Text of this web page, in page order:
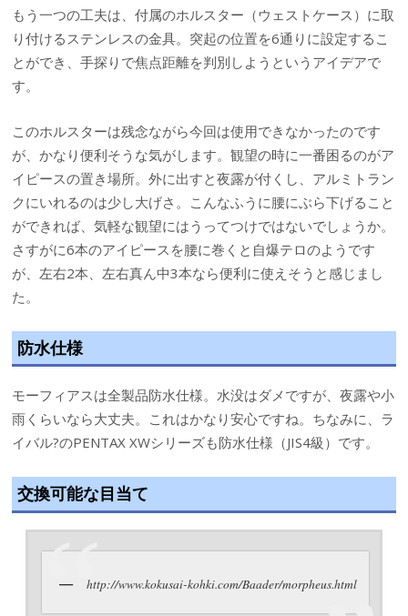
もう一つの工夫は、付属のホルスター（ウェストケース）に取
り付けるステンレスの金具。突起の位置を6通りに設定するこ
とができ、手探りで焦点距離を判別しようというアイデアで
す。
このホルスターは残念ながら今回は使用できなかったのです
が、かなり便利そうな気がします。観望の時に一番困るのがア
イピースの置き場所。外に出すと夜露が付くし、アルミトラン
クにいれるのは少し大げさ。こんなふうに腰にぶら下げること
ができれば、気軽な観望にはうってつけではないでしょうか。
さすがに6本のアイピースを腰に巻くと自爆テロのようです
が、左右2本、左右真ん中3本なら便利に使えそうと感じまし
た。
防水仕様
モーフィアスは全製品防水仕様。水没はダメですが、夜露や小
雨くらいなら大丈夫。これはかなり安心ですね。ちなみに、ラ
イバル?のPENTAX XWシリーズも防水仕様（JIS4級）です。
交換可能な目当て
http://www.kokusai-kohki.com/Baader/morpheus.html